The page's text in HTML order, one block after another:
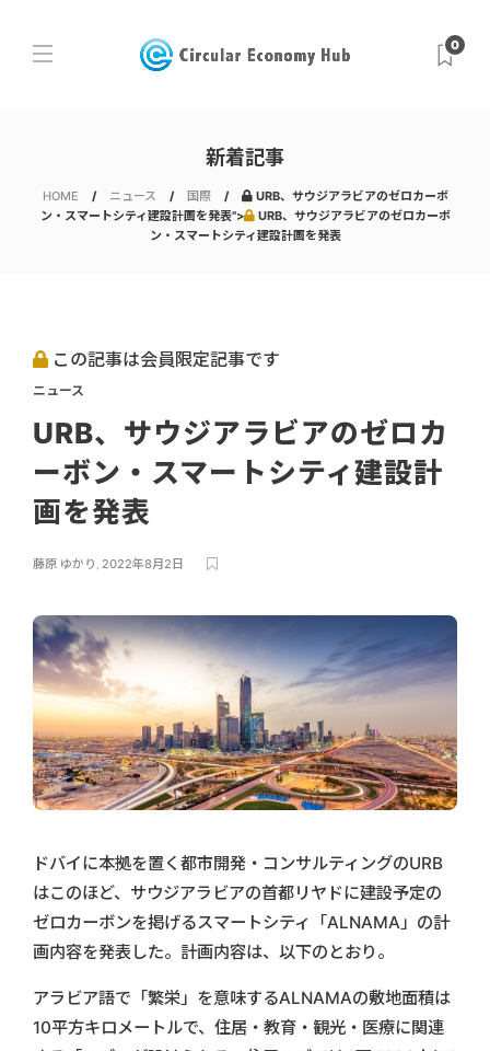
0
新着記事
HOME ニュース 国際
URB、サウジアラビアのゼロカーボ
ン・スマートシティ建設計画を発表">
URB、サウジアラビアのゼロカーボ
ン・スマートシティ建設計画を発表
この記事は会員限定記事です
ニュース
URB、サウジアラビアのゼロカ
ーボン・スマートシティ建設計
画を発表
藤原 ゆかり , 2022年8月2日
ドバイに本拠を置く都市開発・コンサルティングのURB
はこのほど、サウジアラビアの首都リヤドに建設予定の
ゼロカーボンを掲げるスマートシティ「ALNAMA」の計
画内容を発表した。計画内容は、以下のとおり。
アラビア語で「繁栄」を意味するALNAMAの敷地面積は
10平方キロメートルで、住居・教育・観光・医療に関連